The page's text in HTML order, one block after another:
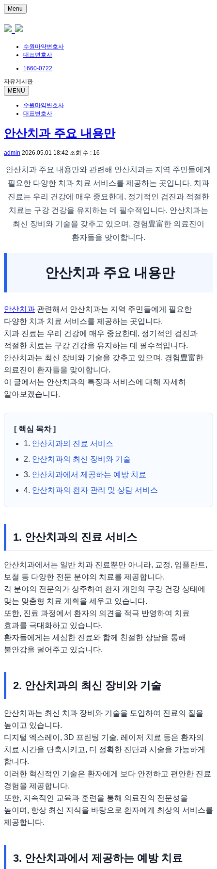
Menu
수원마약변호사
대표변호사
1660-0722
자유게시판
MENU
수원마약변호사
대표변호사
안산치과 주요 내용만
admin 2026.05.01 18:42 조회 수 : 16
안산치과 주요 내용만와 관련해 안산치과는 지역 주민들에게
필요한 다양한 치과 치료 서비스를 제공하는 곳입니다. 치과
진료는 우리 건강에 매우 중요한데, 정기적인 검진과 적절한
치료는 구강 건강을 유지하는 데 필수적입니다. 안산치과는
최신 장비와 기술을 갖추고 있으며, 경험豊富한 의료진이
환자들을 맞이합니다.
안산치과 주요 내용만
안산치과 관련해서 안산치과는 지역 주민들에게 필요한
다양한 치과 치료 서비스를 제공하는 곳입니다.
치과 진료는 우리 건강에 매우 중요한데, 정기적인 검진과
적절한 치료는 구강 건강을 유지하는 데 필수적입니다.
안산치과는 최신 장비와 기술을 갖추고 있으며, 경험豊富한
의료진이 환자들을 맞이합니다.
이 글에서는 안산치과의 특징과 서비스에 대해 자세히
알아보겠습니다.
[ 핵심 목차 ]
1. 안산치과의 진료 서비스
2. 안산치과의 최신 장비와 기술
3. 안산치과에서 제공하는 예방 치료
4. 안산치과의 환자 관리 및 상담 서비스
1. 안산치과의 진료 서비스
안산치과에서는 일반 치과 진료뿐만 아니라, 교정, 임플란트,
보철 등 다양한 전문 분야의 치료를 제공합니다.
각 분야의 전문의가 상주하여 환자 개인의 구강 건강 상태에
맞는 맞춤형 치료 계획을 세우고 있습니다.
또한, 진료 과정에서 환자의 의견을 적극 반영하여 치료
효과를 극대화하고 있습니다.
환자들에게는 세심한 진료와 함께 친절한 상담을 통해
불안감을 덜어주고 있습니다.
2. 안산치과의 최신 장비와 기술
안산치과는 최신 치과 장비와 기술을 도입하여 진료의 질을
높이고 있습니다.
디지털 엑스레이, 3D 프린팅 기술, 레이저 치료 등은 환자의
치료 시간을 단축시키고, 더 정확한 진단과 시술을 가능하게
합니다.
이러한 혁신적인 기술은 환자에게 보다 안전하고 편안한 진료
경험을 제공합니다.
또한, 지속적인 교육과 훈련을 통해 의료진의 전문성을
높이며, 항상 최신 지식을 바탕으로 환자에게 최상의 서비스를
제공합니다.
3. 안산치과에서 제공하는 예방 치료